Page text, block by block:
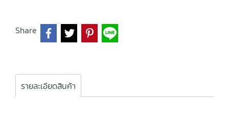
Share
รายละเอียดสินค้า